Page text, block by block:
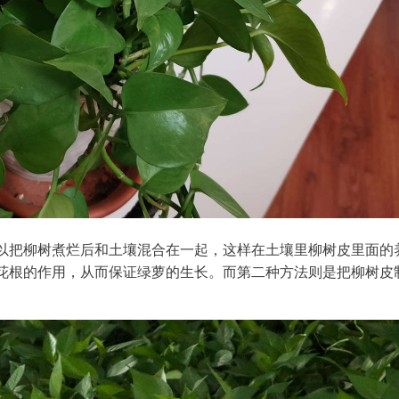
柳树煮烂后和土壤混合在一起，这样在土壤里柳树皮里面的
的作用，从而保证绿萝的生长。而第二种方法则是把柳树皮